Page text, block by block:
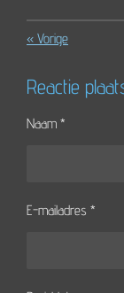
« Vorige
Reactie
Naam *
E-mailadres *